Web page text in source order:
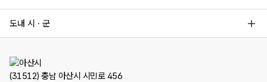
도내 시 · 군
(31512) 충남 아산시 시민로 456